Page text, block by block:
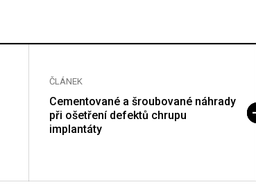
ČLÁNEK
Cementované a šroubované náhrady
při ošetření defektů chrupu
implantáty